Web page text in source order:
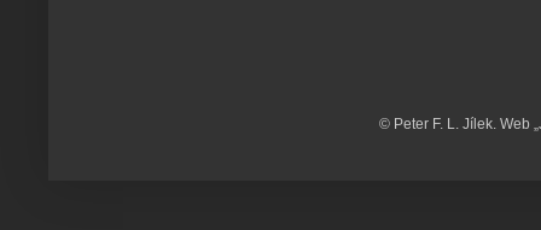
© Peter F. L. Jílek. Web